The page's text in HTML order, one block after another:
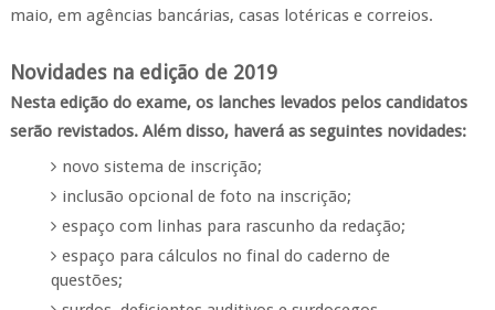
maio, em agências bancárias, casas lotéricas e correios.
Novidades na edição de 2019
Nesta edição do exame, os lanches levados pelos candidatos
serão revistados. Além disso, haverá as seguintes novidades:
novo sistema de inscrição;
inclusão opcional de foto na inscrição;
espaço com linhas para rascunho da redação;
espaço para cálculos no final do caderno de
questões;